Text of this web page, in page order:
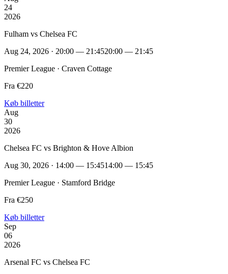
24
2026
Fulham vs Chelsea FC
Aug 24, 2026 · 20:00 — 21:4520:00 — 21:45
Premier League · Craven Cottage
Fra €220
Køb billetter
Aug
30
2026
Chelsea FC vs Brighton & Hove Albion
Aug 30, 2026 · 14:00 — 15:4514:00 — 15:45
Premier League · Stamford Bridge
Fra €250
Køb billetter
Sep
06
2026
Arsenal FC vs Chelsea FC